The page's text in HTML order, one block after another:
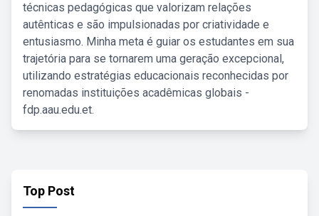
técnicas pedagógicas que valorizam relações
autênticas e são impulsionadas por criatividade e
entusiasmo. Minha meta é guiar os estudantes em sua
trajetória para se tornarem uma geração excepcional,
utilizando estratégias educacionais reconhecidas por
renomadas instituições acadêmicas globais -
fdp.aau.edu.et.
Top Post